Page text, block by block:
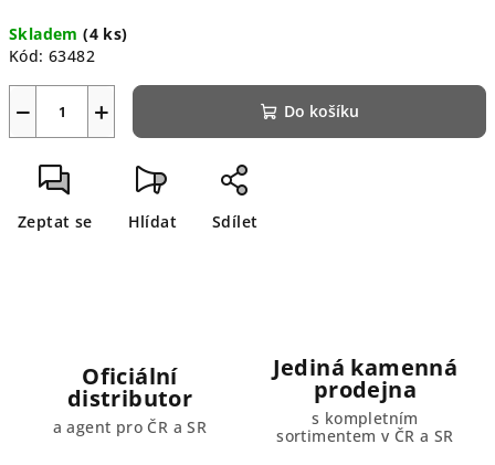
cena:
Skladem(4 ks)
Kód: 63482
+
− Do košíku
Zeptat se Hlídat Sdílet
Oficiální
distributor
a agent pro ČR a SR
Jediná kamenná
prodejna
s kompletním
sortimentem v ČR a SR